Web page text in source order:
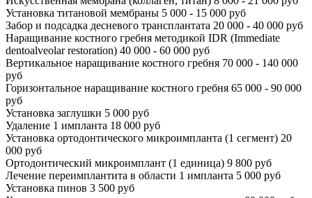
Установка титановой мембраны 5 000 - 15 000 руб
Забор и подсадка десневого трансплантата 20 000 - 40 000 руб
Наращивание костного гребня методикой IDR (Immediate
dentoalveolar restoration) 40 000 - 60 000 руб
Вертикальное наращивание костного гребня 70 000 - 140 000
руб
Горизонтальное наращивание костного гребня 65 000 - 90 000
руб
Установка заглушки 5 000 руб
Удаление 1 импланта 18 000 руб
Установка ортодонтического микроимпланта (1 сегмент) 20
000 руб
Ортодонтический микроимплант (1 единица) 9 800 руб
Лечение переимплантита в области 1 импланта 5 000 руб
Установка пинов 3 500 руб